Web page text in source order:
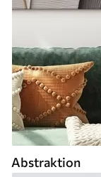
Abstraktion